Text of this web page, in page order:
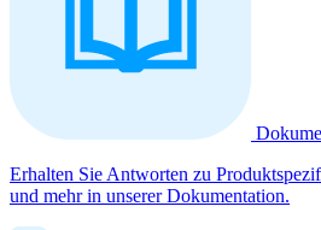
Erhalten Sie Antworten zu
und mehr in unserer Dokumentation.